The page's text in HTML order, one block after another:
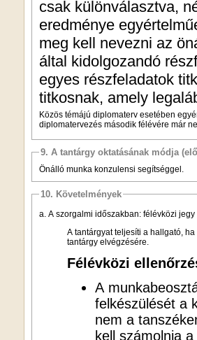
csak különválasztva,
eredménye
meg kell nevezni az
által kidolgozandó
egyes részfeladatok
titkosnak, amely
Közös témájú diplomaterv esetében
diplomatervezés második félévére már
9. A tantárgy oktatásának módja
Önálló munka konzulensi segítséggel.
10. Követelmények
a. A szorgalmi időszakban: félévközi
A tantárgyat teljesíti a hallgató,
tantárgy elvégzésére.
Félévközi
A
felkészülését a
nem a
kell számolnia